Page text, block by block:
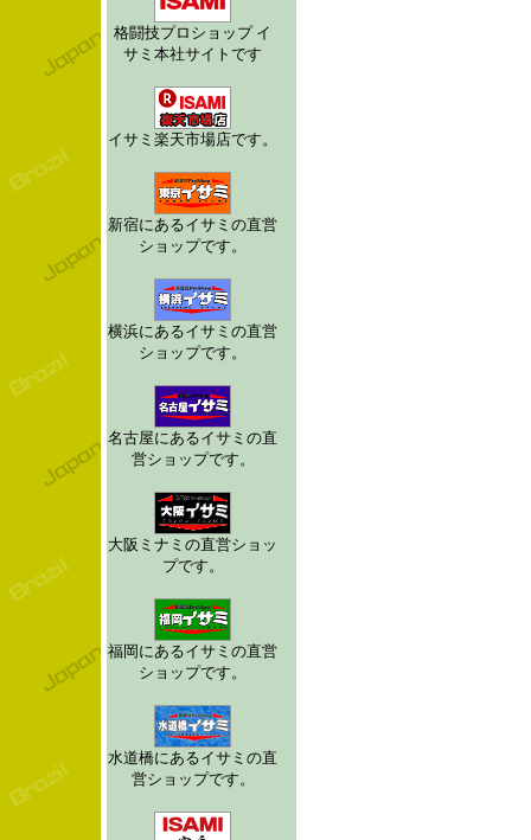
格闘技プロショップ イ
サミ本社サイトです
イサミ楽天市場店です。
新宿にあるイサミの直営
ショップです。
横浜にあるイサミの直営
ショップです。
名古屋にあるイサミの直
営ショップです。
大阪ミナミの直営ショッ
プです。
福岡にあるイサミの直営
ショップです。
水道橋にあるイサミの直
営ショップです。